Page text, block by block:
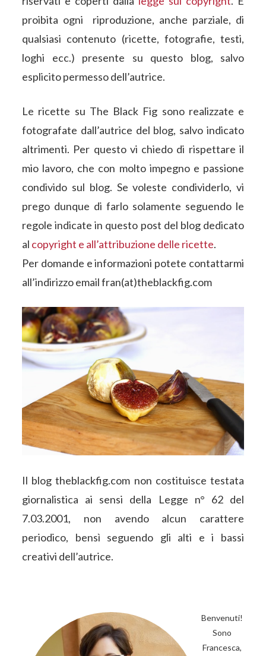
proibita ogni riproduzione, anche parziale, di
qualsiasi contenuto (ricette, fotografie, testi,
loghi ecc.) presente su questo blog, salvo
esplicito permesso dell’autrice.
Le ricette su The Black Fig sono realizzate e
fotografate dall’autrice del blog, salvo indicato
altrimenti. Per questo vi chiedo di rispettare il
mio lavoro, che con molto impegno e passione
condivido sul blog. Se voleste condividerlo, vi
prego dunque di farlo solamente seguendo le
regole indicate in questo post del blog dedicato
al copyright e all’attribuzione delle ricette.
Per domande e informazioni potete contattarmi
all’indirizzo email fran(at)theblackfig.com
Il blog theblackfig.com non costituisce testata
giornalistica ai sensi della Legge n° 62 del
7.03.2001, non avendo alcun carattere
periodico, bensì seguendo gli alti e i bassi
creativi dell’autrice.
LATERALE
PRIMARIA
Benvenuti!
Sono
Francesca,